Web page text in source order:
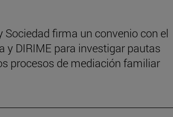
Sociedad firma un convenio con el
y DIRIME para investigar pautas
procesos de mediación familiar